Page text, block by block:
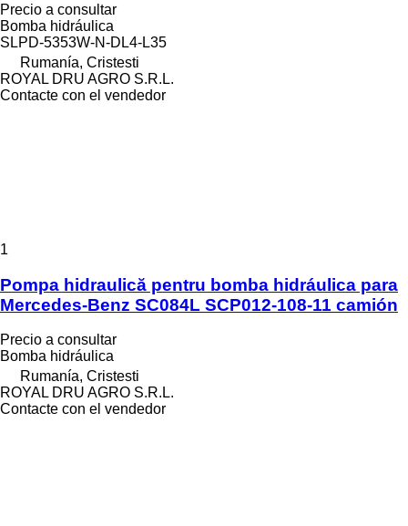
Precio a consultar
Bomba hidráulica
SLPD-5353W-N-DL4-L35
Rumanía, Cristesti
ROYAL DRU AGRO S.R.L.
Contacte con el vendedor
1
Pompa hidraulică pentru bomba hidráulica para
Mercedes-Benz SC084L SCP012-108-11 camión
Precio a consultar
Bomba hidráulica
Rumanía, Cristesti
ROYAL DRU AGRO S.R.L.
Contacte con el vendedor